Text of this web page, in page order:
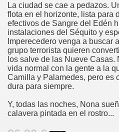
La ciudad se cae a pedazos.
flota en el horizonte, lista para
efectivos de Sangre del Edén
instalaciones del Séquito y
Imperecedero venga a buscar
grupo terrorista quieren
los salve de las Nueve Casas.
vida normal con la gente a la
Camilla y Palamedes, pero es
dura para siempre.
Y, todas las noches, Nona
calavera pintada en el rostro...